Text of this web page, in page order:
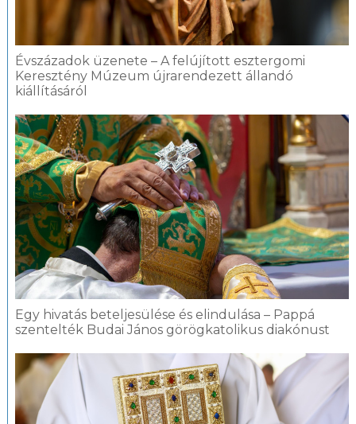
Évszázadok üzenete – A felújított esztergomi
Keresztény Múzeum újrarendezett állandó
kiállításáról
Egy hivatás beteljesülése és elindulása – Pappá
szentelték Budai János görögkatolikus diakónust